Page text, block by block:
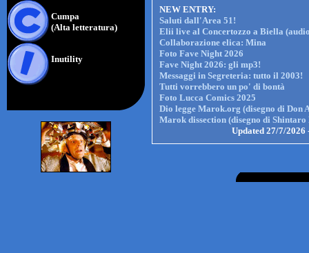
altre
nulla
NEW ENTRY:
Saluti dall'Area 51!
Elii live al Concertozzo a Biella
Collaborazione elica: Mina
Foto Fave Night 2026
Fave Night 2026: gli mp3!
Messaggi in Segreteria: tutto il 2003!
Tutti vorrebbero un po' di bontà
Foto Lucca Comics 2025
Dio legge Marok.org (disegno di Don
Marok dissection (disegno di Shintaro
Updated 27/7/2026
Cumpa
(Alta letteratura)
Inutility